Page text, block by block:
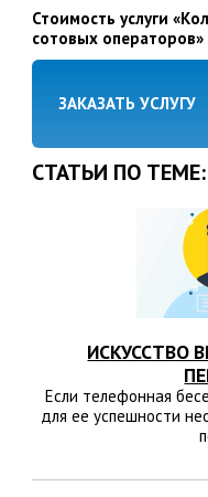
Стоимость услуги
сотовых
ЗАКАЗАТЬ УСЛУГУ
СТАТЬИ ПО ТЕМЕ:
ИСКУССТВО
Если телефонная
для ее успешности